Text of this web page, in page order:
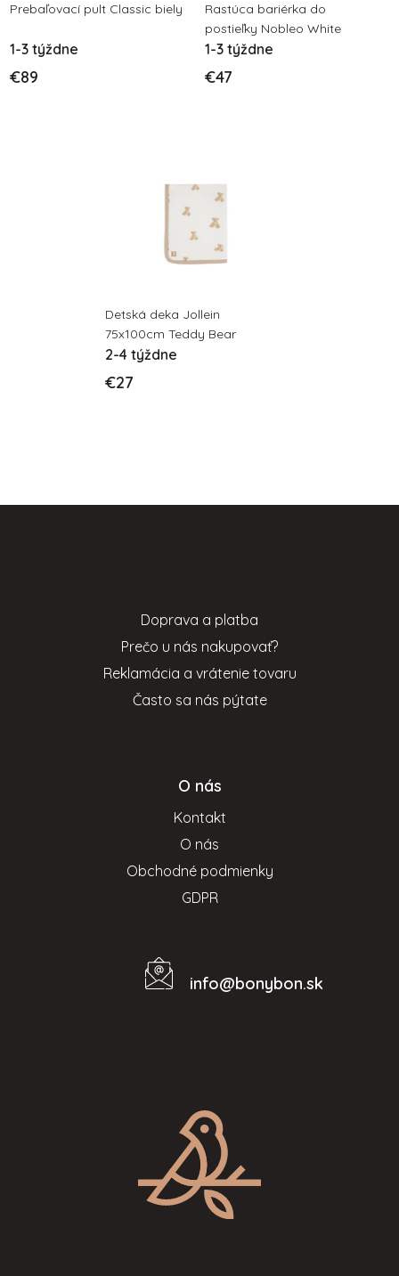
Prebaľovací pult Classic biely
1-3 týždne
€89
Rastúca bariérka do
postieľky Nobleo White
1-3 týždne
€47
Detská deka Jollein
75x100cm Teddy Bear
2-4 týždne
€27
Doprava a platba
Prečo u nás nakupovať?
Reklamácia a vrátenie tovaru
Často sa nás pýtate
O nás
Kontakt
O nás
Obchodné podmienky
GDPR
info@bonybon.sk